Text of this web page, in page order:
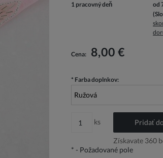
1 pracovný deň
od
V cene nie sú zahrnuté prípadné
Cena: 8,00 €
* Farba doplnkov:
ks Pridať
Získavate 360
* - Požadované pole